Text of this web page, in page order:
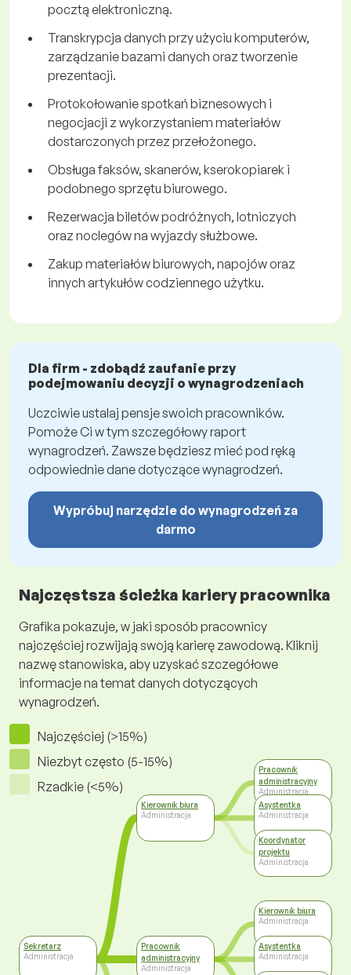
pocztą elektroniczną.
Transkrypcja danych przy użyciu komputerów,
zarządzanie bazami danych oraz tworzenie
prezentacji.
Protokołowanie spotkań biznesowych i
negocjacji z wykorzystaniem materiałów
dostarczonych przez przełożonego.
Obsługa faksów, skanerów, kserokopiarek i
podobnego sprzętu biurowego.
Rezerwacja biletów podróżnych, lotniczych
oraz noclegów na wyjazdy służbowe.
Zakup materiałów biurowych, napojów oraz
innych artykułów codziennego użytku.
Dla firm - zdobądź zaufanie przy
podejmowaniu decyzji o wynagrodzeniach
Uczciwie ustalaj pensje swoich pracowników.
Pomoże Ci w tym szczegółowy raport
wynagrodzeń. Zawsze będziesz mieć pod ręką
odpowiednie dane dotyczące wynagrodzeń.
Wypróbuj narzędzie do wynagrodzeń za
darmo
Najczęstsza ścieżka kariery pracownika
Grafika pokazuje, w jaki sposób pracownicy
najczęściej rozwijają swoją karierę zawodową. Kliknij
nazwę stanowiska, aby uzyskać szczegółowe
informacje na temat danych dotyczących
wynagrodzeń.
Najczęściej (>15%)
Niezbyt często (5-15%)
Rzadkie (<5%)
Sekretarz
Administracja
Kierownik biura
Administracja
Pracownik
administracyjny
Administracja
Pracownik
administracyjny
Administracja
Asystentka
Administracja
Koordynator
projektu
Administracja
Kierownik biura
Administracja
Asystentka
Administracja